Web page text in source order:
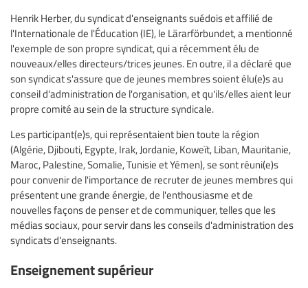
Henrik Herber, du syndicat d'enseignants suédois et affilié de
l'Internationale de l'Éducation (IE), le Lärarförbundet, a mentionné
l'exemple de son propre syndicat, qui a récemment élu de
nouveaux/elles directeurs/trices jeunes. En outre, il a déclaré que
son syndicat s'assure que de jeunes membres soient élu(e)s au
conseil d'administration de l'organisation, et qu'ils/elles aient leur
propre comité au sein de la structure syndicale.
Les participant(e)s, qui représentaient bien toute la région
(Algérie, Djibouti, Egypte, Irak, Jordanie, Koweït, Liban, Mauritanie,
Maroc, Palestine, Somalie, Tunisie et Yémen), se sont réuni(e)s
pour convenir de l'importance de recruter de jeunes membres qui
présentent une grande énergie, de l'enthousiasme et de
nouvelles façons de penser et de communiquer, telles que les
médias sociaux, pour servir dans les conseils d'administration des
syndicats d'enseignants.
Enseignement supérieur